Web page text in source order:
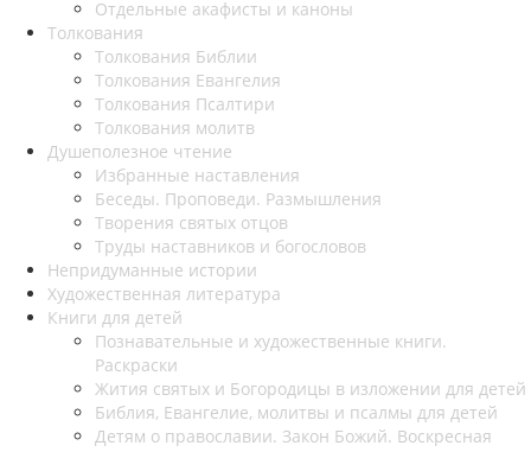
Отдельные акафисты и каноны
Толкования
Толкования Библии
Толкования Евангелия
Толкования Псалтири
Толкования молитв
Душеполезное чтение
Избранные наставления
Беседы. Проповеди. Размышления
Творения святых отцов
Труды наставников и богословов
Непридуманные истории
Художественная литература
Книги для детей
Познавательные и художественные книги.
Раскраски
Жития святых и Богородицы в изложении для детей
Библия, Евангелие, молитвы и псалмы для детей
Детям о православии. Закон Божий. Воскресная